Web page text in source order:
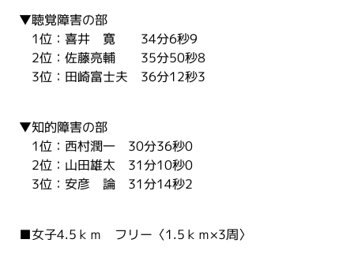
▼聴覚障害の部
1位：喜井 寛 34分6秒9
2位：佐藤亮輔 35分50秒8
3位：田崎富士夫 36分12秒3
▼知的障害の部
1位：西村潤一 30分36秒0
2位：山田雄太 31分10秒0
3位：安彦 論 31分14秒2
■女子4.5ｋｍ フリー〈1.5ｋｍ×3周〉